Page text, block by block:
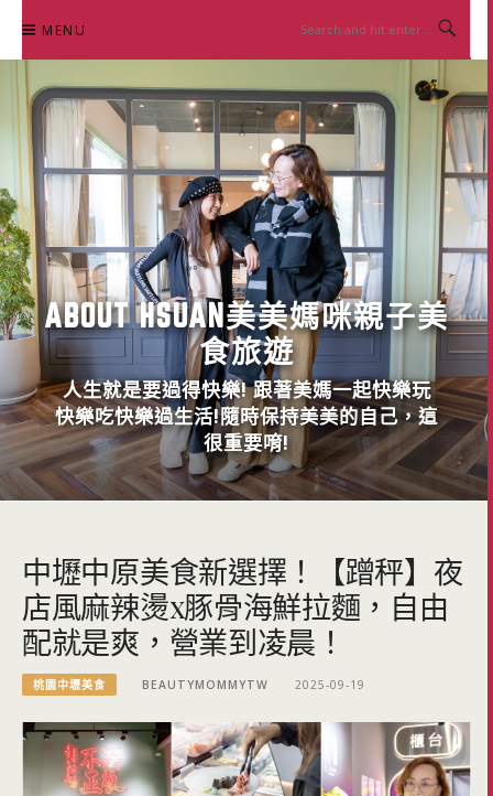
content
MENU
ABOUT HSUAN美美媽咪親子美
食旅遊
人生就是要過得快樂! 跟著美媽一起快樂玩
快樂吃快樂過生活!隨時保持美美的自己，這
很重要唷!
中壢中原美食新選擇！【蹭秤】夜
店風麻辣燙x豚骨海鮮拉麵，自由
配就是爽，營業到凌晨！
桃園中壢美食 BEAUTYMOMMYTW 2025-09-19